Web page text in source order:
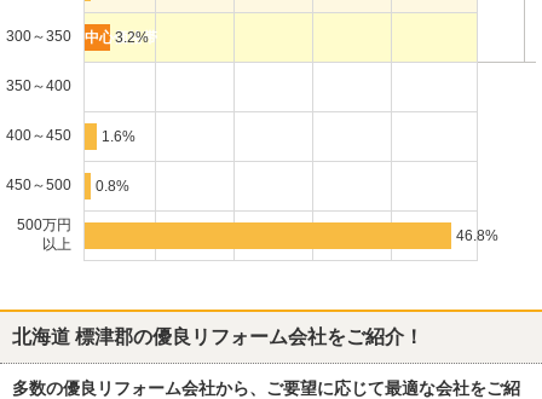
300～350 3.2%
350～400
400～450 1.6%
450～500 0.8%
500万円
以上
46.8%
北海道 標津郡の優良リフォーム会社をご紹介！
多数の優良リフォーム会社から、ご要望に応じて最適な会社をご紹